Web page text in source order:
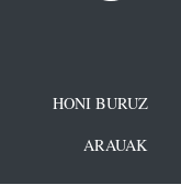
HONI BURUZ
ARAUAK